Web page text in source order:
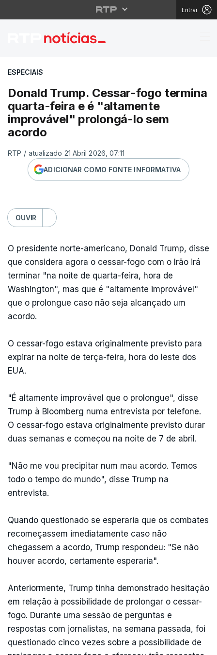
Entrar
Donald Trump.
ESPECIAIS
Donald Trump. Cessar-fogo termina
quarta-feira e é "altamente
improvável" prolongá-lo sem
acordo
RTP / atualizado 21 Abril 2026, 07:11
ADICIONAR COMO FONTE INFORMATIVA
OUVIR
O presidente norte-americano, Donald Trump, disse
que considera agora o cessar-fogo com o Irão irá
terminar "na noite de quarta-feira, hora de
Washington", mas que é "altamente improvável"
que o prolongue caso não seja alcançado um
acordo.
O cessar-fogo estava originalmente previsto para
expirar na noite de terça-feira, hora do leste dos
EUA.
"É altamente improvável que o prolongue", disse
Trump à Bloomberg numa entrevista por telefone.
O cessar-fogo estava originalmente previsto durar
duas semanas e começou na noite de 7 de abril.
"Não me vou precipitar num mau acordo. Temos
todo o tempo do mundo", disse Trump na
entrevista.
Quando questionado se esperaria que os combates
recomeçassem imediatamente caso não
chegassem a acordo, Trump respondeu: "Se não
houver acordo, certamente esperaria".
Anteriormente, Trump tinha demonstrado hesitação
em relação à possibilidade de prolongar o cessar-
fogo. Durante uma sessão de perguntas e
respostas com jornalistas, na semana passada, foi
questionado cinco vezes sobre a possibilidade de